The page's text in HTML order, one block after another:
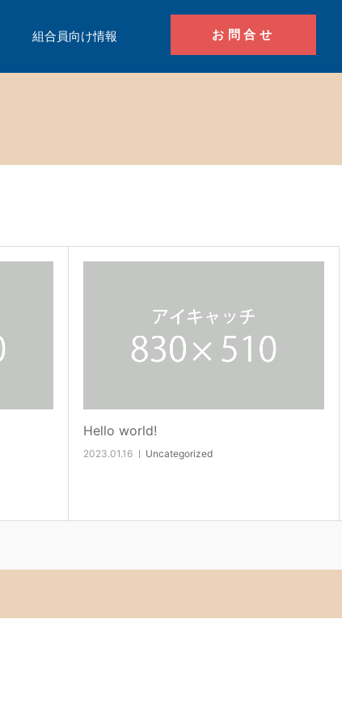
お問合せ
組合員向け情報
Hello world!
2023.01.16 Uncategorized